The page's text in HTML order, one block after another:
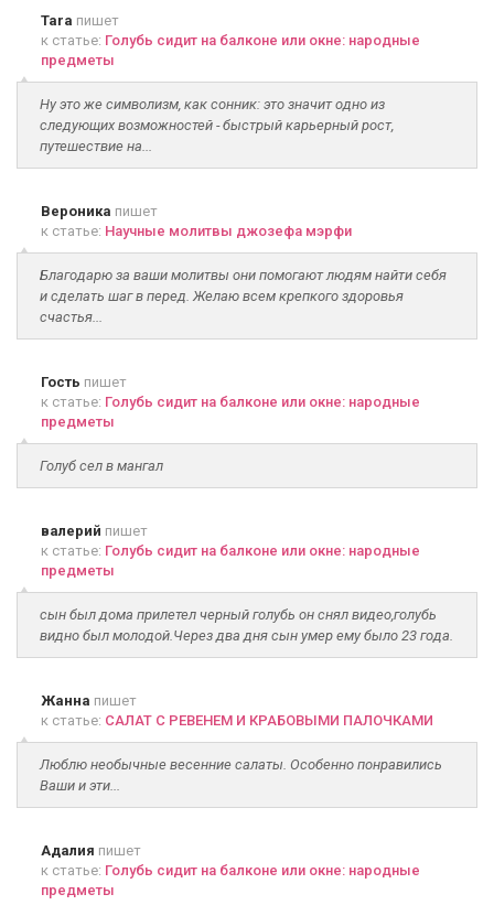
Tara пишет
к статье: Голубь сидит на балконе или окне: народные
предметы
Ну это же символизм, как сонник: это значит одно из
следующих возможностей - быстрый карьерный рост,
путешествие на...
Вероника пишет
к статье: Научные молитвы джозефа мэрфи
Благодарю за ваши молитвы они помогают людям найти себя
и сделать шаг в перед. Желаю всем крепкого здоровья
счастья...
Гость пишет
к статье: Голубь сидит на балконе или окне: народные
предметы
Голуб сел в мангал
валерий пишет
к статье: Голубь сидит на балконе или окне: народные
предметы
сын был дома прилетел черный голубь он снял видео,голубь
видно был молодой.Через два дня сын умер ему было 23 года.
Жанна пишет
к статье: САЛАТ С РЕВЕНЕМ И КРАБОВЫМИ ПАЛОЧКАМИ
Люблю необычные весенние салаты. Особенно понравились
Ваши и эти...
Адалия пишет
к статье: Голубь сидит на балконе или окне: народные
предметы